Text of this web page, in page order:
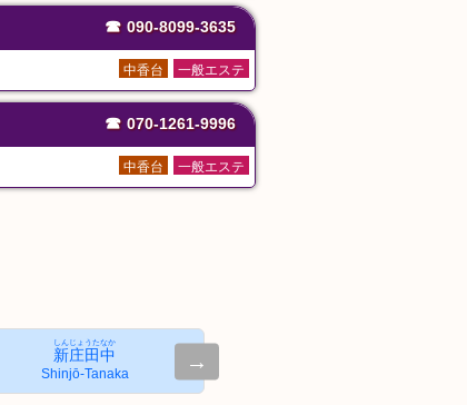
☎ 090-8099-3635
一般エステ
中香台
☎ 070-1261-9996
一般エステ
中香台
新庄田中
しんじょうたなか
Shinjō-Tanaka
→